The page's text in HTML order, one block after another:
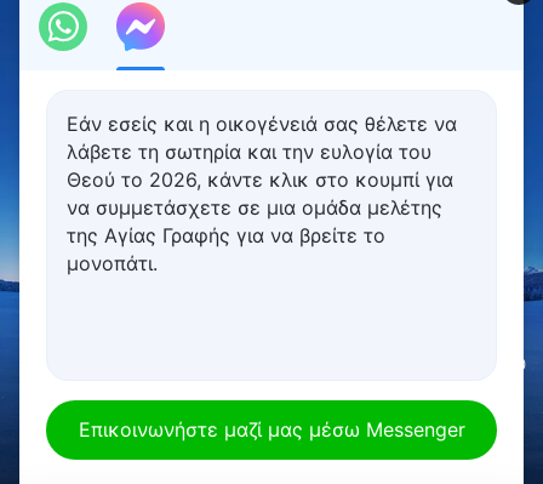
που δεν αποδέχονται αγνά
τα λόγια που λέει ο Θεός
είν' απλά αντιλήψεις ανθρώπινες,
παρεκκλίσεις κι ανακρίβειες.
κι είσαι σε θέση να Τον υπακούς.
Εάν εσείς και η οικογένειά σας θέλετε να
λάβετε τη σωτηρία και την ευλογία του
Θεού το 2026, κάντε κλικ στο κουμπί για
να συμμετάσχετε σε μια ομάδα μελέτης
της Αγίας Γραφής για να βρείτε το
μονοπάτι.
Επικοινωνήστε μαζί μας μέσω Messenger
00:00